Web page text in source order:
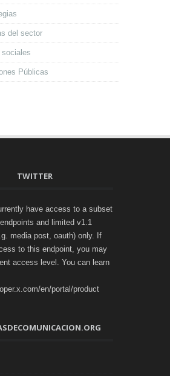
del sector
sociales
Públicas
TWITTER
have access to a subset
and limited v1.1
media post, oauth) only. If
to this endpoint, you may
access level. You can learn
en/portal/product